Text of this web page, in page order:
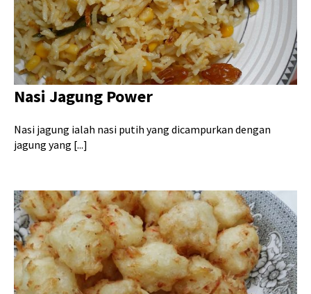
Nasi Jagung Power
Nasi jagung ialah nasi putih yang dicampurkan dengan
jagung yang [...]